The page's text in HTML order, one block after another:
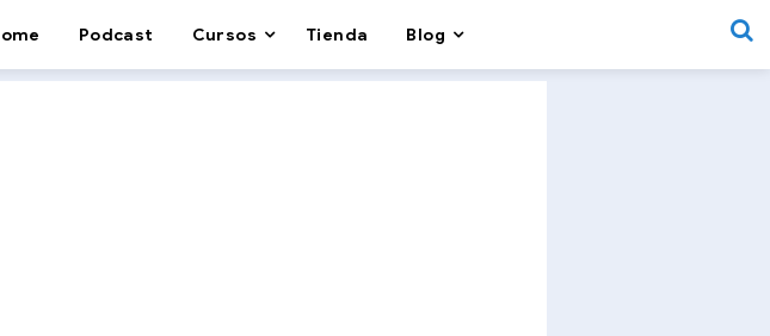
Podcast Cursos Tienda Blog